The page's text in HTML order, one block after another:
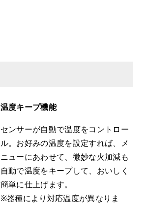
温度キープ機能
センサーが自動で温度をコントロー
ル。お好みの温度を設定すれば、メ
ニューにあわせて、微妙な火加減も
自動で温度をキープして、おいしく
簡単に仕上げます。
※器種により対応温度が異なりま